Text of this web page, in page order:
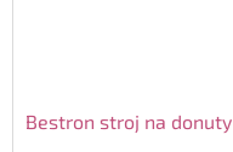
Bestron stroj na donuty